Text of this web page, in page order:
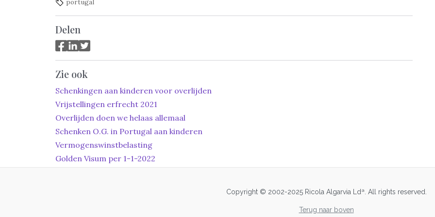
portugal
Delen
Zie ook
Schenkingen aan kinderen voor overlijden
Vrijstellingen erfrecht 2021
Overlijden doen we helaas allemaal
Schenken O.G. in Portugal aan kinderen
Vermogenswinstbelasting
Golden Visum per 1-1-2022
Copyright © 2002-2025 Ricola Algarvia Ldª. All rights reserved.
Terug naar boven